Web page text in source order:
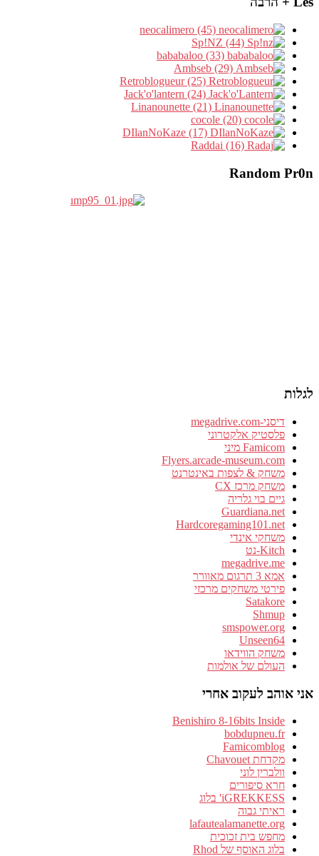
Random Pr0n
לגלות
דיסני-megadrive.com
פלסטיק אלקטרוני
Famicom מיני
Flyers.arcade-museum.com
משחק & לצפות באינטרנט
משחק מרכז CX
גיים בוי גלריה
Guardiana.net
Hardcoregaming101.net
משחקי אינדי
Kitch-נט
megadrive.me
אמא 3 תרגום מאוורר
פירטי משחקים מרכזי
Satakore
Shmup
smspower.org
Unseen64
משחק הווידאו
העולם של אולמות
אני אוהב לעקוב אחרי
Benishiro 8-16bits Inside
bobdupneu.fr
Famicomblog
מקדחת Chavouet
וולברין לוני
חרא סיפורים
iGREKKESS' בלוג
ראיתי גבוה
lafautealamanette.org
מחפש בית זכוכית
בלוג האוסף של Rhod